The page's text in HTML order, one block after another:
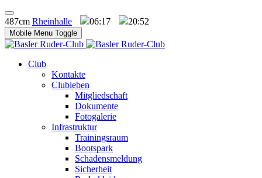
487cm Rheinhalle 06:17 20:52
Mobile Menu Toggle
Club
Kontakte
Clubleben
Mitgliedschaft
Dokumente
Fotogalerie
Infrastruktur
Trainingsraum
Bootspark
Schadensmeldung
Sicherheit